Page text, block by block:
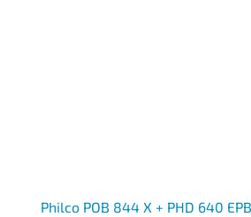
Philco POB 844 X + PHD 640